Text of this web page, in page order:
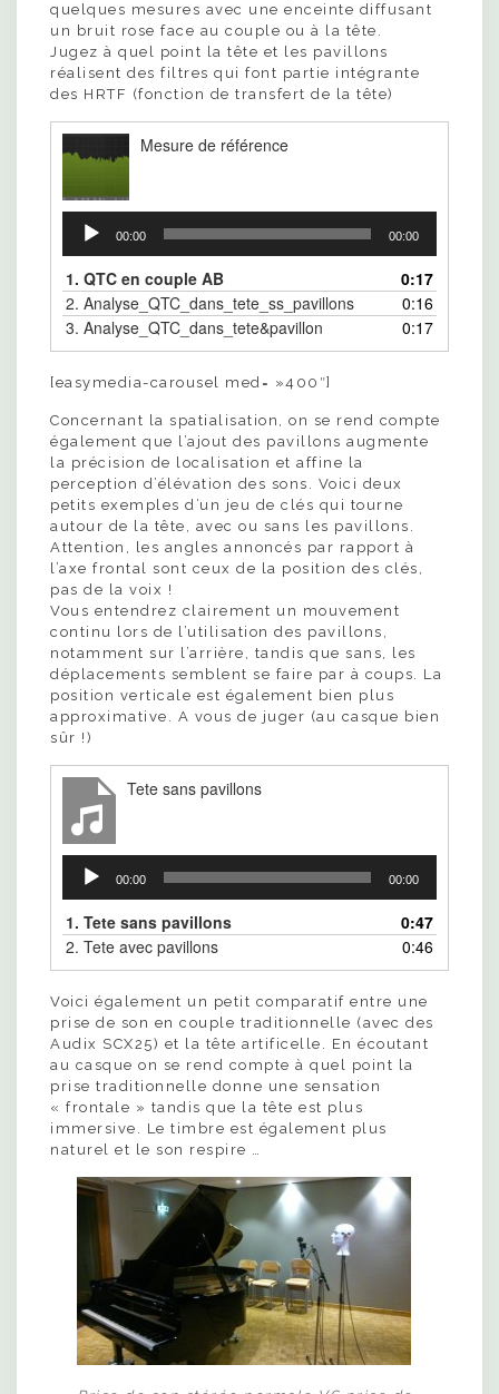
quelques mesures avec une enceinte diffusant
un bruit rose face au couple ou à la tête.
Jugez à quel point la tête et les pavillons
réalisent des filtres qui font partie intégrante
des HRTF (fonction de transfert de la tête)
Mesure de référence
Lecteur
audio
00:00 00:00
1. QTC en couple AB
0:17
2. Analyse_QTC_dans_tete_ss_pavillons
0:16
3. Analyse_QTC_dans_tete&pavillon 0:17
[easymedia-carousel med= »400″]
Concernant la spatialisation, on se rend compte
également que l’ajout des pavillons augmente
la précision de localisation et affine la
perception d’élévation des sons. Voici deux
petits exemples d’un jeu de clés qui tourne
autour de la tête, avec ou sans les pavillons.
Attention, les angles annoncés par rapport à
l’axe frontal sont ceux de la position des clés,
pas de la voix !
Vous entendrez clairement un mouvement
continu lors de l’utilisation des pavillons,
notamment sur l’arrière, tandis que sans, les
déplacements semblent se faire par à coups. La
position verticale est également bien plus
approximative. A vous de juger (au casque bien
sûr !)
Tete sans pavillons
Lecteur
audio
00:00 00:00
1. Tete sans pavillons
0:47
2. Tete avec pavillons 0:46
Voici également un petit comparatif entre une
prise de son en couple traditionnelle (avec des
Audix SCX25) et la tête artificelle. En écoutant
au casque on se rend compte à quel point la
prise traditionnelle donne une sensation
« frontale » tandis que la tête est plus
immersive. Le timbre est également plus
naturel et le son respire …